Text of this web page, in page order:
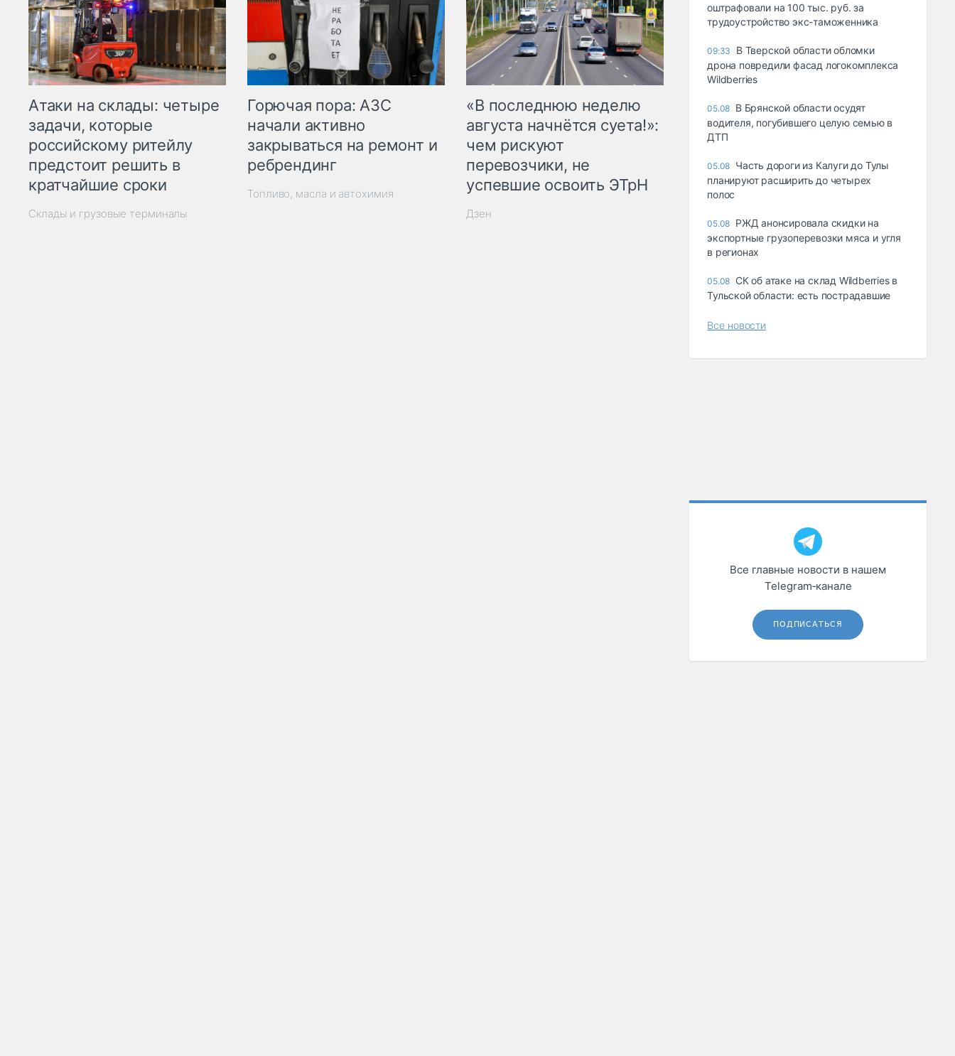
Атаки на склады: четыре
задачи, которые
российскому ритейлу
предстоит решить в
кратчайшие сроки
Склады и грузовые терминалы
Горючая пора: АЗС
начали активно
закрываться на ремонт и
ребрендинг
Топливо, масла и автохимия
«В последнюю неделю
августа начнётся суета!»:
чем рискуют
перевозчики, не
успевшие освоить ЭТрН
Дзен
оштрафовали на 100 тыс. руб. за
трудоустройство экс-таможенника
09:33
В Тверской области обломки
дрона повредили фасад логокомплекса
Wildberries
05.08 В Брянской области осудят
водителя, погубившего целую семью в
ДТП
05.08 Часть дороги из Калуги до Тулы
планируют расширить до четырех
полос
05.08 РЖД анонсировала скидки на
экспортные грузоперевозки мяса и угля
в регионах
05.08 СК об атаке на склад Wildberries в
Тульской области: есть пострадавшие
Все новости
Все главные новости в нашем
Telegram‑канале
ПОДПИСАТЬСЯ